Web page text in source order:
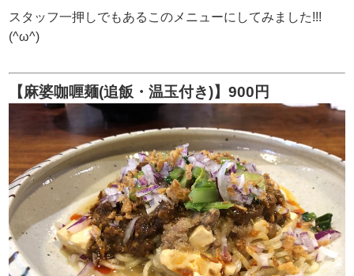
スタッフ一押しでもあるこのメニューにしてみました!!!
(^ω^)
【麻婆咖喱麺(追飯・温玉付き)】900円